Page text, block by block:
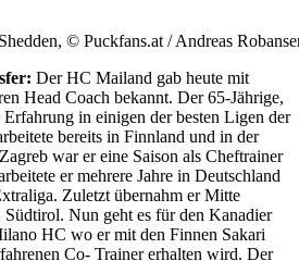
© Puckfans.at / Andreas
Der HC Mailand gab heute mit
Head Coach bekannt. Der 65-Jährige,
in einigen der besten Ligen der
bereits in Finnland und in der
war er eine Saison als Cheftrainer
er mehrere Jahre in Deutschland
Zuletzt übernahm er Mitte
Nun geht es für den Kanadier
HC wo er mit den Finnen Sakari
Co- Trainer erhalten wird. Der